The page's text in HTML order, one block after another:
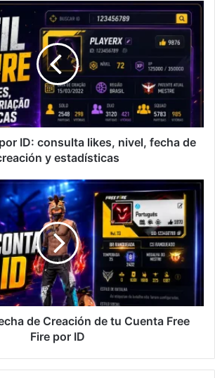
ID: consulta likes, nivel, fecha de
y estadísticas
de Creación de tu Cuenta Free
Fire por ID